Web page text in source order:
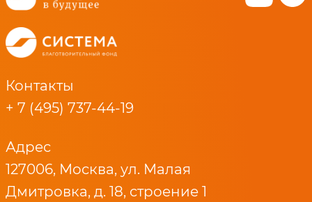
Контакты
+ 7 (495) 737-44-19
Адрес
127006, Москва, ул. Малая
Дмитровка, д. 18, строение 1